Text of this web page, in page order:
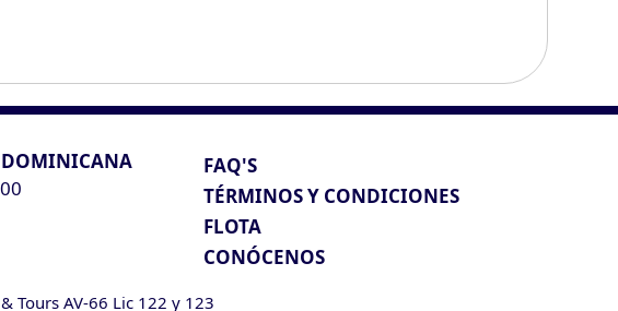
DOMINICANA
FAQ'S
TÉRMINOS Y CONDICIONES
FLOTA
CONÓCENOS
Tours AV-66 Lic 122 y 123